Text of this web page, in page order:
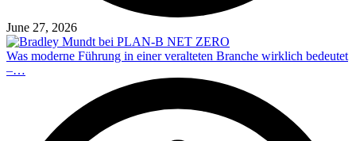
June 27, 2026
Was moderne Führung in einer veralteten Branche wirklich bedeutet
–…